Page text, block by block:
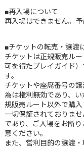
■再入場について
再入場はできません。予
■チケットの転売・譲渡
チケットは正規販売ル
可を得たプレイガイド
す。
チケットや座席番号の
為は権利無効であり、
規販売ルート以外で購
一切保証されておりま
であり、ご入場をお断
意ください。
また、営利目的の譲渡